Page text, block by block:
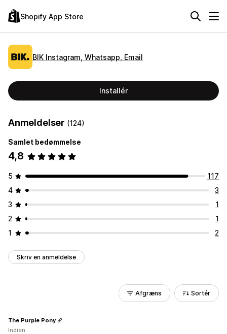
Shopify App Store
BIK Instagram, Whatsapp, Email
Installér
Anmeldelser (124)
Samlet bedømmelse
4,8
5
117
4
3
3
1
2
1
1
2
Skriv en anmeldelse
Afgræns Sortér
The Purple Pony
Indien